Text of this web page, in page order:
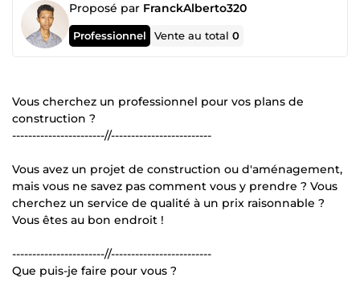
Proposé par FranckAlberto320
Professionnel Vente au total0
Vous cherchez un professionnel pour vos plans de
construction ?
-----------------------//-------------------------
Vous avez un projet de construction ou d'aménagement,
mais vous ne savez pas comment vous y prendre ? Vous
cherchez un service de qualité à un prix raisonnable ?
Vous êtes au bon endroit !
-----------------------//-------------------------
Que puis-je faire pour vous ?